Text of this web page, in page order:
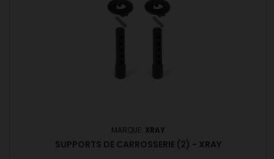
MARQUE: XRAY
SUPPORTS DE CARROSSERIE (2) - XRAY